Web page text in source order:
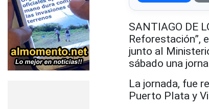
SANTIAGO DE
Reforestación”,
junto al
sábado una
La jornada, fue
Puerto Plata y